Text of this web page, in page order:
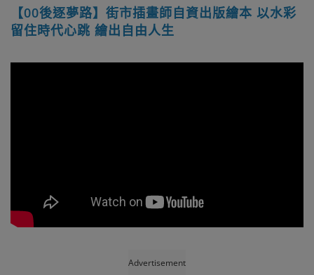
【00後逐夢路】街市插畫師自資出版繪本 以水彩
留住時代心跳 繪出自由人生
Advertisement